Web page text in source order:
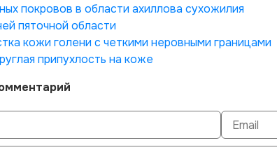
покровов в области ахиллова сухожилия
пяточной области
кожи голени с четкими неровными границами
припухлость на коже